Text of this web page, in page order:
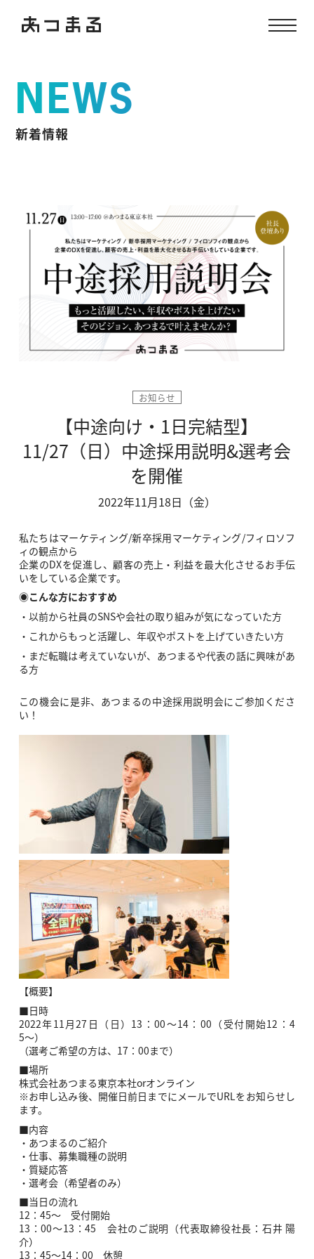
NEWS
新着情報
お知らせ
【中途向け・1日完結型】
11/27（日）中途採用説明&選考会
を開催
2022年11月18日（金）
私たちはマーケティング/新卒採用マーケティング/フィロソフ
ィの観点から
企業のDXを促進し、顧客の売上・利益を最大化させるお手伝
いをしている企業です。
◉こんな方におすすめ
・以前から社員のSNSや会社の取り組みが気になっていた方
・これからもっと活躍し、年収やポストを上げていきたい方
・まだ転職は考えていないが、あつまるや代表の話に興味があ
る方
この機会に是非、あつまるの中途採用説明会にご参加くださ
い！
【概要】
■日時
2022年11月27日（日）13：00～14：00（受付開始12：4
5〜）
（選考ご希望の方は、17：00まで）
■場所
株式会社あつまる東京本社orオンライン
※お申し込み後、開催日前日までにメールでURLをお知らせし
ます。
■内容
・あつまるのご紹介
・仕事、募集職種の説明
・質疑応答
・選考会（希望者のみ）
■当日の流れ
12：45〜 受付開始
13：00〜13：45 会社のご説明（代表取締役社長：石井 陽
介）
13：45〜14：00 休憩